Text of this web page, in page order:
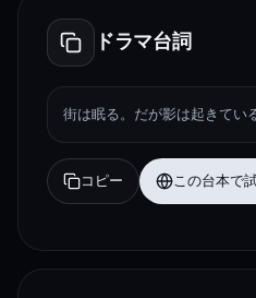
ドラマ台詞
街は眠る。だが影は起きてい
コピー この台本で